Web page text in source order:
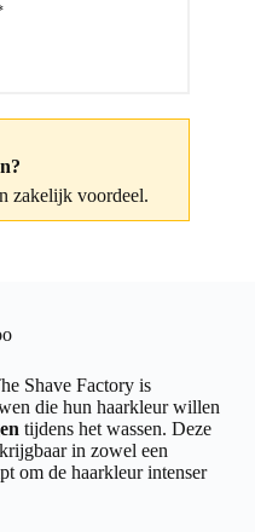
zakelijk voordeel.
Shave Factory is
die hun haarkleur willen
tijdens het wassen. Deze
in zowel een
om de haarkleur intenser